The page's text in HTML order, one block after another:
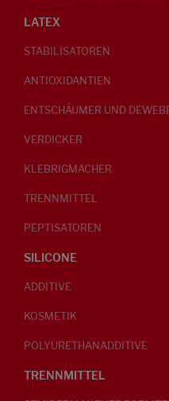
LATEX
STABILISATOREN
ANTIOXIDANTIEN
ENTSCHÄUMER UND
VERDICKER
KLEBRIGMACHER
TRENNMITTEL
PEPTISATOREN
SILICONE
ADDITIVE
KOSMETIK
POLYURETHANADDITIVE
TRENNMITTEL